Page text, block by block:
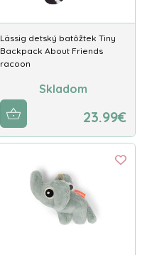
Lässig detský batôžtek Tiny
Backpack About Friends
racoon
Skladom
23.99€